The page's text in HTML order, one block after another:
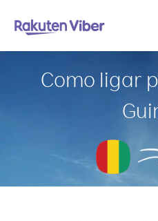
Como ligar